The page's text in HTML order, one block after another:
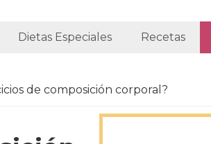
Dietas Especiales Recetas
de composición corporal?